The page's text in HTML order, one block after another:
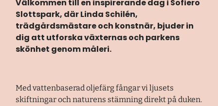
Välkommen till en inspirerande dag i Sofiero
Slottspark, där Linda Schilén,
trädgårdsmästare och konstnär, bjuder in
dig att utforska växternas och parkens
skönhet genom måleri.
Med vattenbaserad oljefärg fångar vi ljusets
skiftningar och naturens stämning direkt på duken.